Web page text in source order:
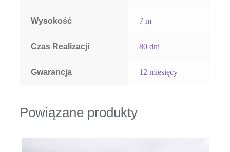
Wysokość 7 m
Czas Realizacji 80 dni
Gwarancja 12 miesięcy
Powiązane produkty